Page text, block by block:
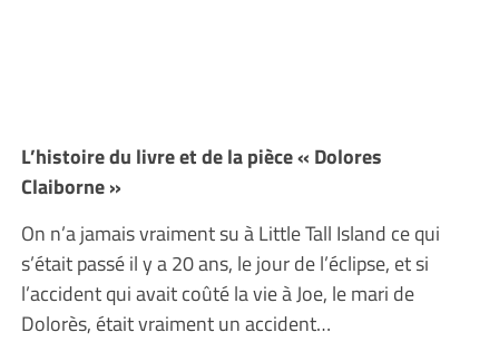
L’histoire du livre et de la pièce « Dolores
Claiborne »
On n’a jamais vraiment su à Little Tall Island ce qui
s’était passé il y a 20 ans, le jour de l’éclipse, et si
l’accident qui avait coûté la vie à Joe, le mari de
Dolorès, était vraiment un accident…